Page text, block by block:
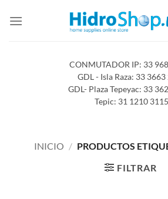
CONMUTADOR IP: 33
GDL - Isla Raza: 33
GDL- Plaza Tepeyac: 33
Tepic: 31 1210 3115
INICIO / PRODUCTOS
FILTRAR